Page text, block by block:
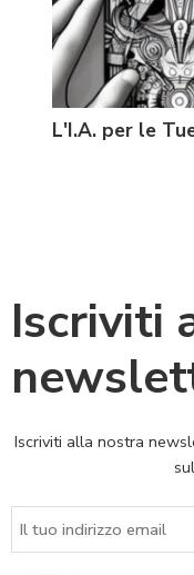
L'I.A. per le
Iscriviti
Iscriviti alla nostra